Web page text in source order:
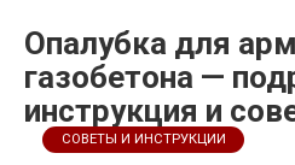
Опалубка для
газобетона —
инструкция и
СОВЕТЫ И ИНСТРУКЦИИ